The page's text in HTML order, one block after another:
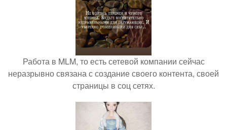
Работа в MLM, то есть сетевой компании сейчас
неразрывно связана с создание своего контента, своей
страницы в соц сетях.